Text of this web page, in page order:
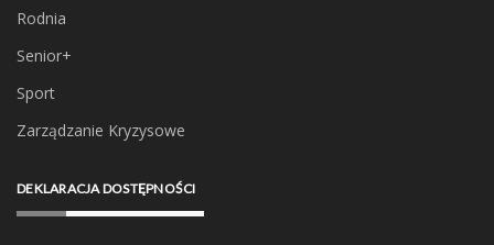
Rodnia
Senior+
Sport
Zarządzanie Kryzysowe
DEKLARACJA DOSTĘPNOŚCI